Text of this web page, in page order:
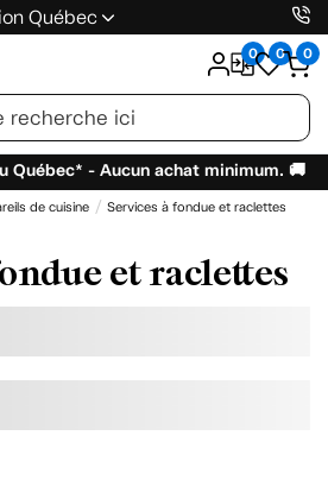
Québec
0 0 0
Québec* - Aucun achat minimum. 🚚
de cuisine Services à fondue et raclettes
et raclettes